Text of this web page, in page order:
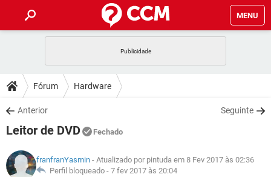
MENU
CELULAR
OUTLOOK
INSTAGRAM
GUIA DE COMPRAS
DICAS
JOGOS
INSTAGRAM GMAIL
DOWNLOADS
JOGOS
CELULAR
OUTLOOK EXCEL
JOGOS WHATSAPP
GLOSSÁRIO
Fórum Hardware
Anterior Seguinte
Leitor de DVD Fechado
franfranYasmin - Atualizado por pintuda em 8 Fev 2017 às 02:36
Perfil bloqueado - 7 fev 2017 às 20:04